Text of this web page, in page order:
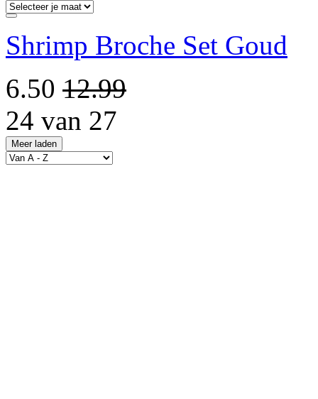
Shrimp Broche Set Goud
6.50 12.99
24 van 27
Meer laden